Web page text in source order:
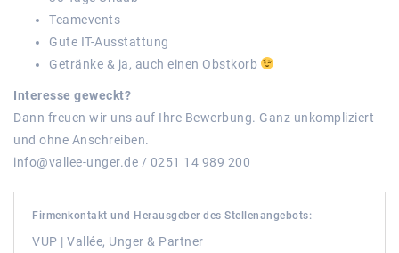
Teamevents
Gute IT-Ausstattung
Getränke & ja, auch einen Obstkorb
Interesse geweckt?
Dann freuen wir uns auf Ihre Bewerbung. Ganz unkompliziert
und ohne Anschreiben.
info@vallee-unger.de / 0251 14 989 200
Firmenkontakt und Herausgeber des Stellenangebots:
VUP | Vallée, Unger & Partner